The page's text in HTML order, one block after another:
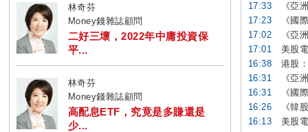
林奇芬
Money錢雜誌顧問
二好三壞，2022年中庸投資保
平...
林奇芬
Money錢雜誌顧問
高配息ETF，究竟是多賺還是
少...
17:33
《亞
17:23
《國
17:02
《亞
17:01
美股
16:38
港股
16:31
《亞
16:31
《國
16:26
《韓
16:13
美股